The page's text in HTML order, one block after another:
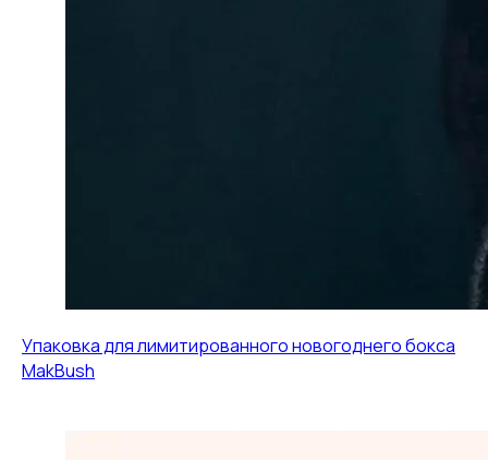
Упаковка для лимитированного новогоднего бокса
MakBush